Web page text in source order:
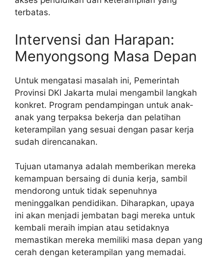
terbatas.
Intervensi dan Harapan:
Menyongsong Masa Depan
Untuk mengatasi masalah ini, Pemerintah
Provinsi DKI Jakarta mulai mengambil langkah
konkret. Program pendampingan untuk anak-
anak yang terpaksa bekerja dan pelatihan
keterampilan yang sesuai dengan pasar kerja
sudah direncanakan.
Tujuan utamanya adalah memberikan mereka
kemampuan bersaing di dunia kerja, sambil
mendorong untuk tidak sepenuhnya
meninggalkan pendidikan. Diharapkan, upaya
ini akan menjadi jembatan bagi mereka untuk
kembali meraih impian atau setidaknya
memastikan mereka memiliki masa depan yang
cerah dengan keterampilan yang memadai.